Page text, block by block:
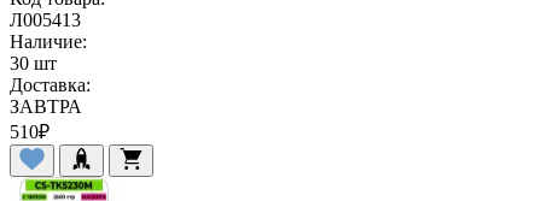
Л005413
Наличие:
30 шт
Доставка:
ЗАВТРА
510₽